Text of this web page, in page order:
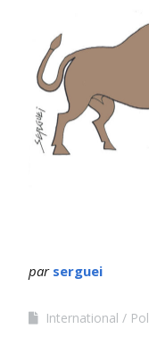
par serguei
International